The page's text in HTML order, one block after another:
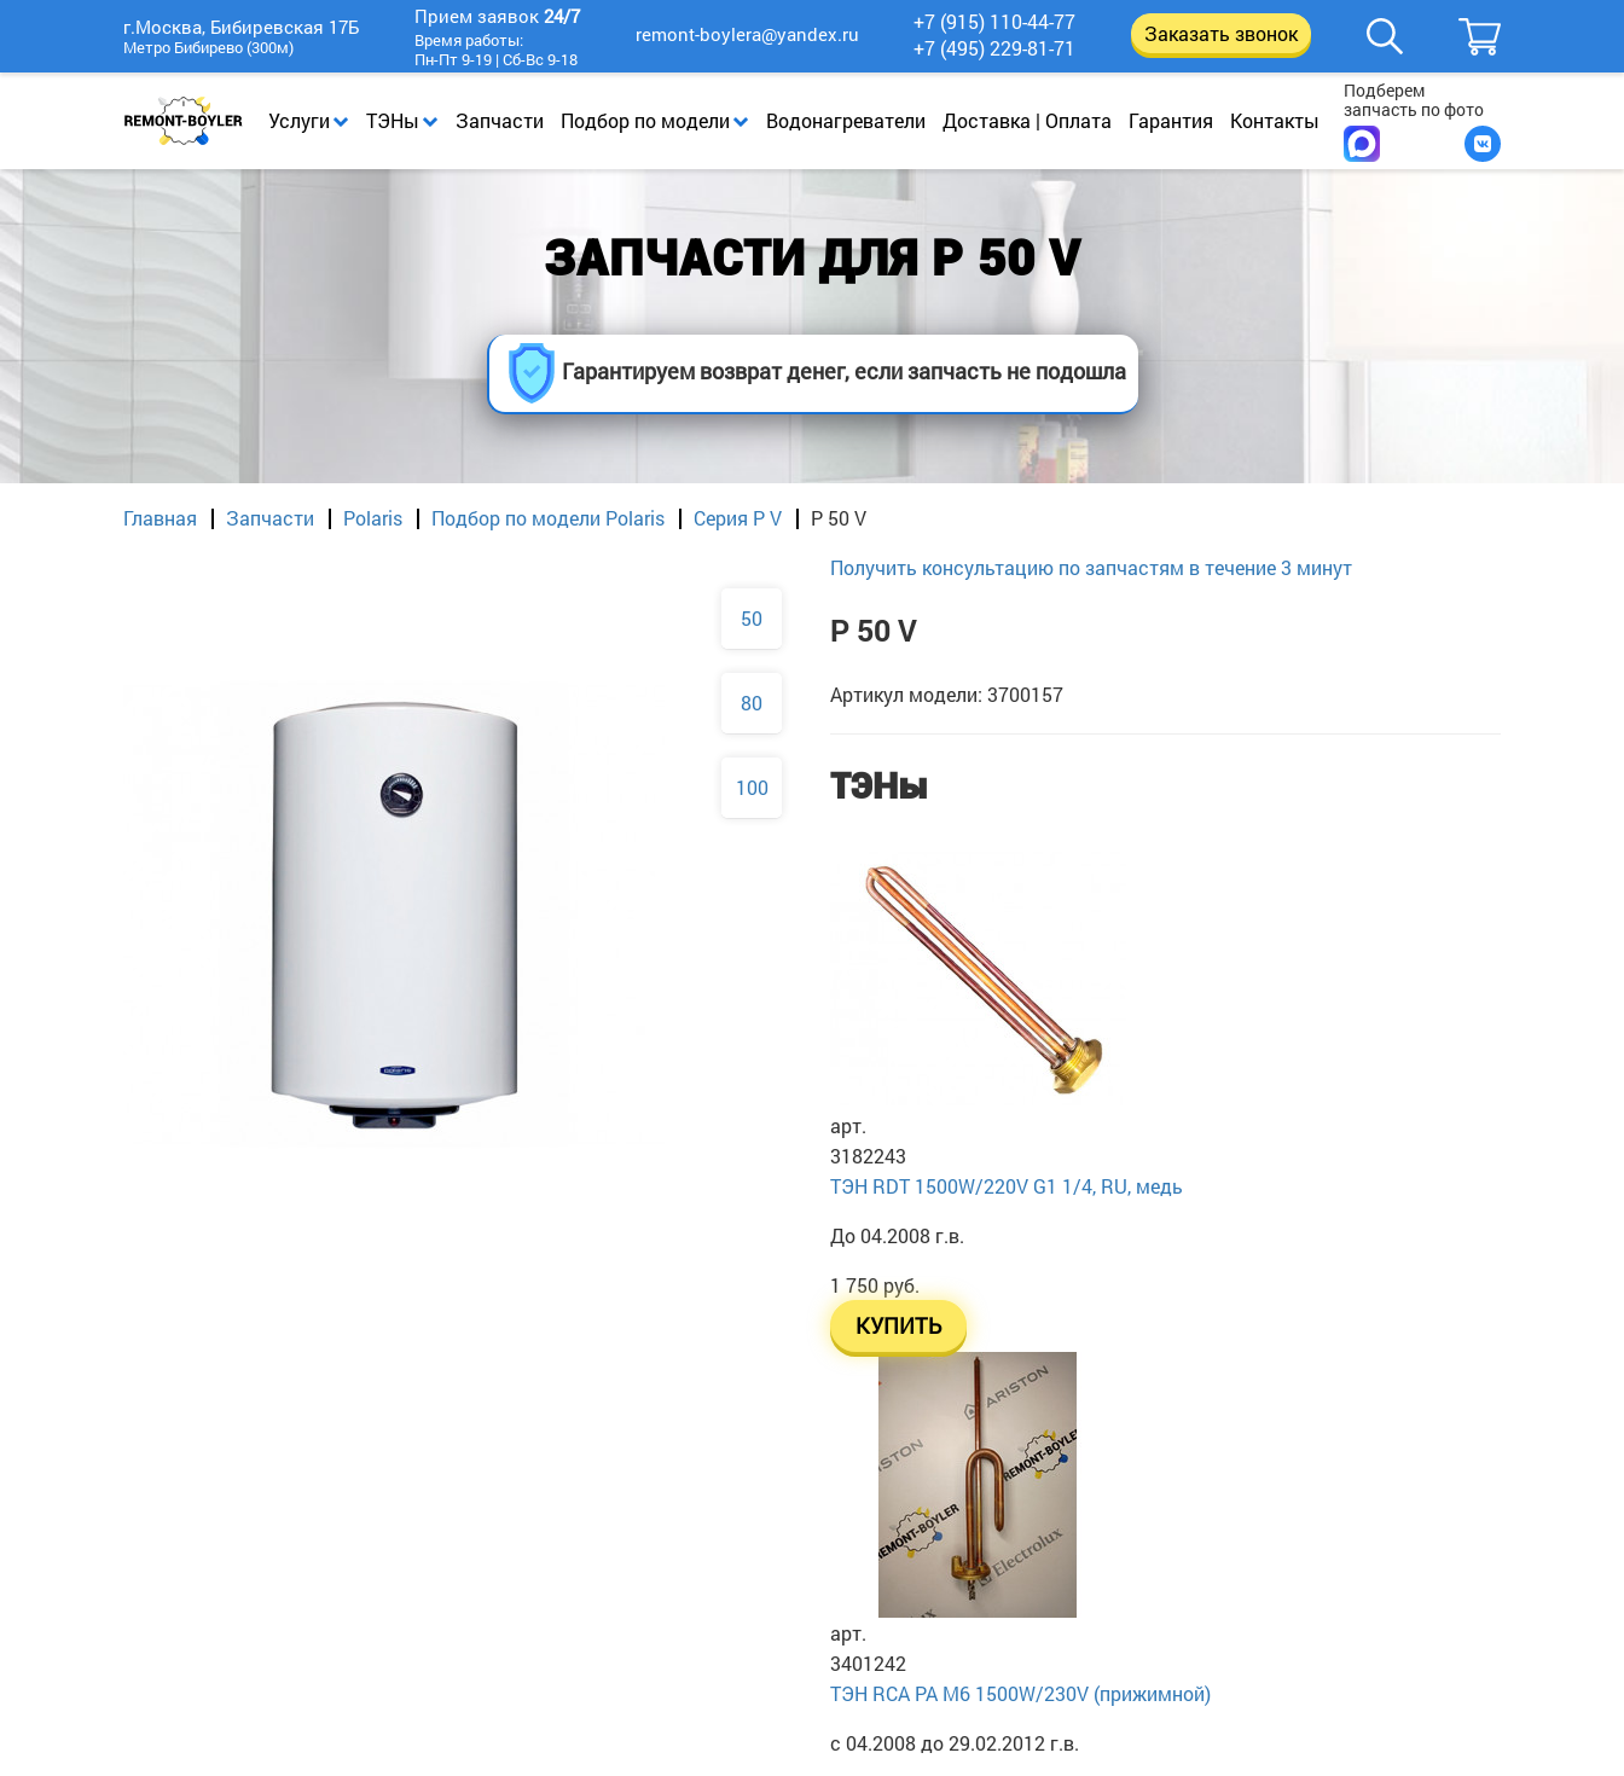
Услуги ТЭНы Запчасти Подбор по модели Водонагреватели Доставка | Оплата Гарантия Контакты
Подберем
запчасть по фото
г.Москва, Бибиревская 17Б
Метро Бибирево (300м)
Прием заявок 24/7
Время работы:
Пн-Пт 9-19 | Сб-Вс 9-18
remont-boylera@yandex.ru
+7 (915) 110-44-77
+7 (495) 229-81-71
Заказать звонок
ЗАПЧАСТИ ДЛЯ P 50 V
Гарантируем возврат денег, если запчасть не подошла
Главная Запчасти Polaris Подбор по модели Polaris Серия P V P 50 V
50
80
100
Получить консультацию по запчастям в течение 3 минут
P 50 V
Артикул модели: 3700157
ТЭНы
арт.
3182243
ТЭН RDT 1500W/220V G1 1/4, RU, медь
До 04.2008 г.в.
1 750 руб.
КУПИТЬ
арт.
3401242
ТЭН RСА PA М6 1500W/230V (прижимной)
с 04.2008 до 29.02.2012 г.в.